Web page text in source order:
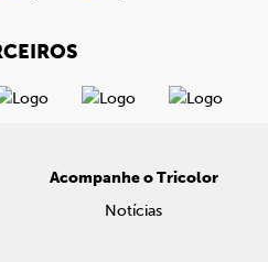
Acompanhe o Tricolor
Notícias